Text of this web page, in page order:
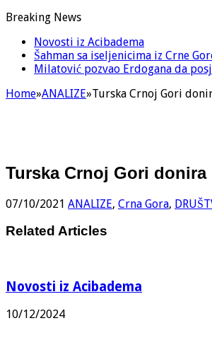
Breaking News
Novosti iz Acibadema
Šahman sa iseljenicima iz Crne
Milatović pozvao Erdogana da
Home»ANALIZE»Turska Crnoj Gori
Turska Crnoj Gori
07/10/2021 ANALIZE, Crna Gora,
Related Articles
Novosti iz Acibadema
10/12/2024